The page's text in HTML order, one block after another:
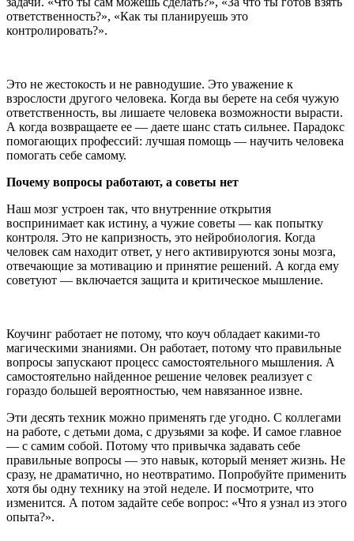
ответственность?», «Как ты планируешь это
контролировать?».
Это не жестокость и не равнодушие. Это уважение к
взрослости другого человека. Когда вы берете на себя чужую
ответственность, вы лишаете человека возможности вырасти.
А когда возвращаете ее — даете шанс стать сильнее. Парадокс
помогающих профессий: лучшая помощь — научить человека
помогать себе самому.
Почему вопросы работают, а советы нет
Наш мозг устроен так, что внутренние открытия
воспринимает как истину, а чужие советы — как попытку
контроля. Это не капризность, это нейробиология. Когда
человек сам находит ответ, у него активируются зоны мозга,
отвечающие за мотивацию и принятие решений. А когда ему
советуют — включается защита и критическое мышление.
Коучинг работает не потому, что коуч обладает какими-то
магическими знаниями. Он работает, потому что правильные
вопросы запускают процесс самостоятельного мышления. А
самостоятельно найденное решение человек реализует с
гораздо большей вероятностью, чем навязанное извне.
Эти десять техник можно применять где угодно. С коллегами
на работе, с детьми дома, с друзьями за кофе. И самое главное
— с самим собой. Потому что привычка задавать себе
правильные вопросы — это навык, который меняет жизнь. Не
сразу, не драматично, но неотвратимо. Попробуйте применить
хотя бы одну технику на этой неделе. И посмотрите, что
изменится. А потом задайте себе вопрос: «Что я узнал из этого
опыта?».